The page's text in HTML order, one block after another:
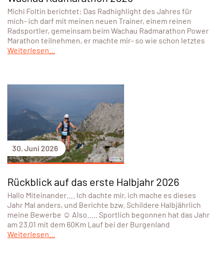
Michi Foltin berichtet: Das Radhighlight des Jahres für
mich- ich darf mit meinen neuen Trainer, einem reinen
Radsportler, gemeinsam beim Wachau Radmarathon Power
Marathon teilnehmen, er machte mir- so wie schon letztes
Weiterlesen...
30. Juni 2026
Rückblick auf das erste Halbjahr 2026
Hallo Miteinander…. Ich dachte mir, ich mache es dieses
Jahr Mal anders, und Berichte bzw. Schildere Halbjährlich
meine Bewerbe ☺️ Also….. Sportlich begonnen hat das Jahr
am 23.01 mit dem 60Km Lauf bei der Burgenland
Weiterlesen...